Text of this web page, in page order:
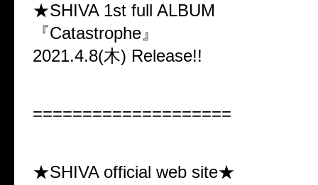
★SHIVA 1st full ALBUM
『Catastrophe』
2021.4.8(木) Release!!
====================
★SHIVA official web site★